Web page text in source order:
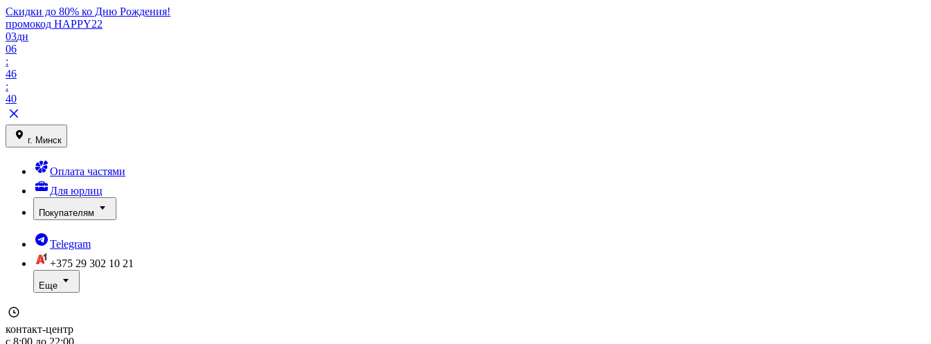
Скидки до 80% ко Дню Рождения!
промокод HAPPY22
03дн
06
:
46
:
40
г. Минск
Оплата частями
Для юрлиц
Покупателям
Telegram
+375 29 302 10 21
Еще
контакт-центр
с 8:00 до 22:00